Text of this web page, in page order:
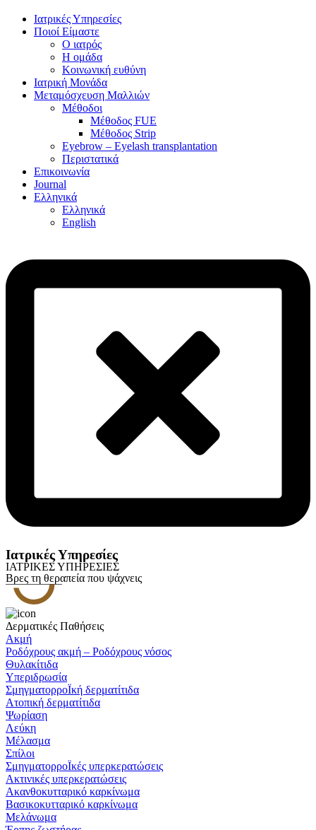
Ιατρικές Υπηρεσίες
Ποιοί Είμαστε
Ο ιατρός
Η ομάδα
Κοινωνική ευθύνη
Ιατρική Μονάδα
Μεταμόσχευση Μαλλιών
Μέθοδοι
Μέθοδος FUE
Μέθοδος Strip
Eyebrow – Eyelash transplantation
Περιστατικά
Επικοινωνία
Journal
Ελληνικά
Ελληνικά
English
Ιατρικές Υπηρεσίες
ΙΑΤΡΙΚΕΣ ΥΠΗΡΕΣΙΕΣ
Βρες τη θεραπεία που ψάχνεις
Δερματικές Παθήσεις
Ακμή
Ροδόχρους ακμή – Ροδόχρους νόσος
Θυλακίτιδα
Υπεριδρωσία
ΣμηγματορροΪκή δερματίτιδα
Ατοπική δερματίτιδα
Ψωρίαση
Λεύκη
Μέλασμα
Σπίλοι
ΣμηγματορροΪκές υπερκερατώσεις
Ακτινικές υπερκερατώσεις
Ακανθοκυτταρικό καρκίνωμα
Βασικοκυτταρικό καρκίνωμα
Μελάνωμα